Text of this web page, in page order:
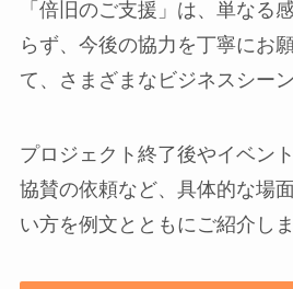
「倍旧のご支援」は、単なる
らず、今後の協力を丁寧にお
て、さまざまなビジネスシー
プロジェクト終了後やイベン
協賛の依頼など、具体的な場
い方を例文とともにご紹介しま